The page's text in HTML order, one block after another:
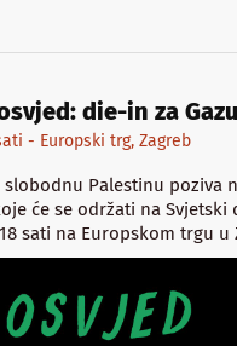
die-in za Gazu
- Europski trg, Zagreb
slobodnu Palestinu poziva
će se održati na Svjetski
sati na Europskom trgu u